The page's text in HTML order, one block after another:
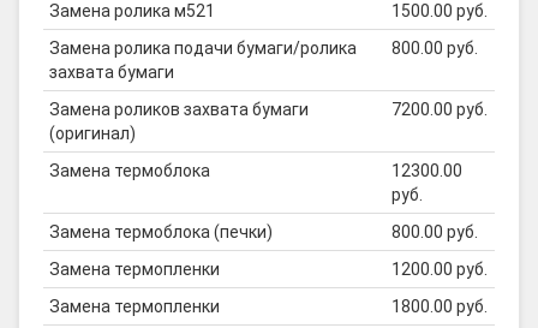
Замена ролика м521
1500.00 руб.
Замена ролика подачи бумаги/ролика
захвата бумаги
800.00 руб.
Замена роликов захвата бумаги
(оригинал)
7200.00 руб.
Замена термоблока
12300.00
руб.
Замена термоблока (печки)
800.00 руб.
Замена термопленки
1200.00 руб.
Замена термопленки
1800.00 руб.